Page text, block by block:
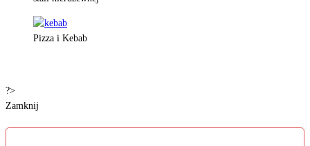
Pizza i Kebab
?>
Zamknij